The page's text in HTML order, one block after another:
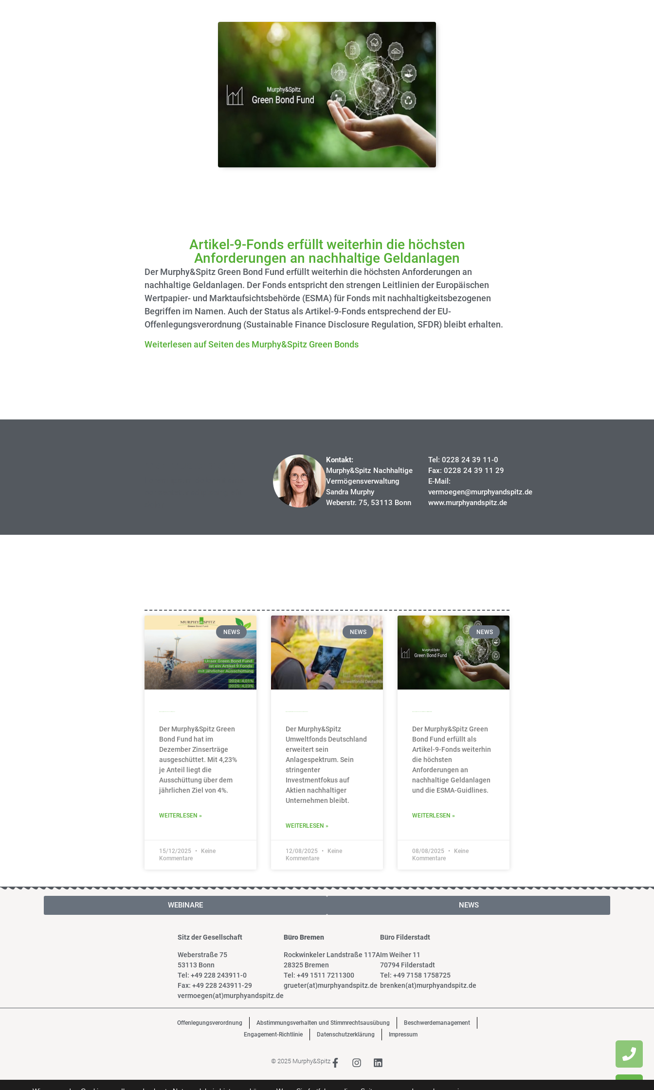
Artikel-9-Fonds erfüllt weiterhin die höchsten
Anforderungen an nachhaltige Geldanlagen​
Der Murphy&Spitz Green Bond Fund erfüllt weiterhin die höchsten Anforderungen an
nachhaltige Geldanlagen. Der Fonds entspricht den strengen Leitlinien der Europäischen
Wertpapier- und Marktaufsichtsbehörde (ESMA) für Fonds mit nachhaltigkeitsbezogenen
Begriffen im Namen. Auch der Status als Artikel-9-Fonds entsprechend der EU-
Offenlegungsverordnung (Sustainable Finance Disclosure Regulation, SFDR) bleibt erhalten.
Weiterlesen auf Seiten des Murphy&Spitz Green Bonds
Kontakt:
Murphy&Spitz Nachhaltige
Vermögensverwaltung
Sandra Murphy
Weberstr. 75, 53113 Bonn
Tel: 0228 24 39 11-0
Fax: 0228 24 39 11 29
E-Mail:
vermoegen@murphyandspitz.de
www.murphyandspitz.de
NEWS
Der Murphy&Spitz Green
Bond Fund hat im
Dezember Zinserträge
ausgeschüttet. Mit 4,23%
je Anteil liegt die
Ausschüttung über dem
jährlichen Ziel von 4%.
WEITERLESEN »
15/12/2025
Keine
Kommentare
NEWS
Der Murphy&Spitz
Umweltfonds Deutschland
erweitert sein
Anlagespektrum. Sein
stringenter
Investmentfokus auf
Aktien nachhaltiger
Unternehmen bleibt.
WEITERLESEN »
12/08/2025
Keine
Kommentare
NEWS
Der Murphy&Spitz Green
Bond Fund erfüllt als
Artikel-9-Fonds weiterhin
die höchsten
Anforderungen an
nachhaltige Geldanlagen
und die ESMA-Guidlines.
WEITERLESEN »
08/08/2025
Keine
Kommentare
WEBINARE NEWS
Sitz der Gesellschaft
Weberstraße 75
53113 Bonn
Tel: +49 228 243911-0
Fax: +49 228 243911-29
vermoegen(at)murphyandspitz.de
Büro Bremen
Rockwinkeler Landstraße 117A
28325 Bremen
Tel: +49 1511 7211300
grueter(at)murphyandspitz.de
Büro Filderstadt
Im Weiher 11
70794 Filderstadt
Tel: +49 7158 1758725
brenken(at)murphyandspitz.de
Offenlegungsverordnung Abstimmungsverhalten und Stimmrechtsausübung
Beschwerdemanagement
Engagement-Richtlinie
Datenschutzerklärung Impressum
© 2025 Murphy&Spitz